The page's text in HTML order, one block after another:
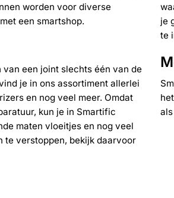
worden voor diverse
een smartshop.
een joint slechts één van de
je in ons assortiment allerlei
en nog veel meer. Omdat
kun je in Smartific
maten vloeitjes en nog veel
te verstoppen, bekijk daarvoor
je
te